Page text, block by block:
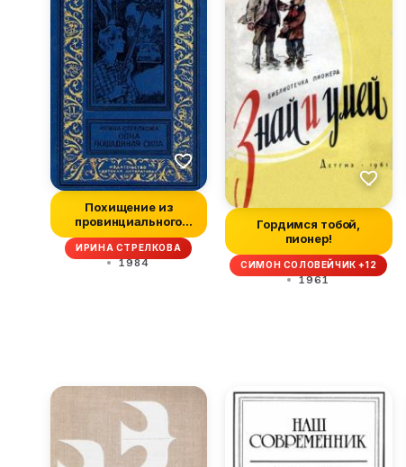
Похищение из
провинциального
музея
ИРИНА СТРЕЛКОВА
1984
Гордимся тобой,
пионер!
СИМОН СОЛОВЕЙЧИК +12
1961